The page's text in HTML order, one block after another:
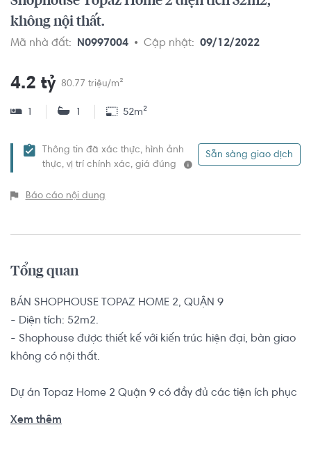
không nội thất.
Mã nhà đất: N0997004 Cập nhật: 09/12/2022
4.2 tỷ 80.77 triệu/m²
1 1 52m²
Thông tin đã xác thực, hình ảnh
thực, vị trí chính xác, giá đúng
Sẵn sàng giao dịch
Báo cáo nội dung
Tổng quan
BÁN SHOPHOUSE TOPAZ HOME 2, QUẬN 9
- Diện tích: 52m2.
- Shophouse được thiết kế với kiến trúc hiện đại, bàn giao
không có nội thất.
Dự án Topaz Home 2 Quận 9 có đầy đủ các tiện ích phục
Xem thêm